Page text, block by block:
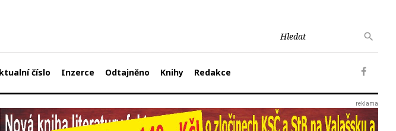
číslo Inzerce Odtajněno Knihy Redakce